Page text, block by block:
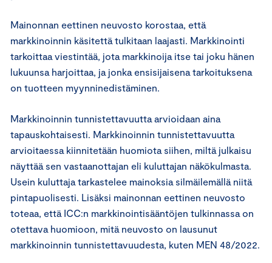
Mainonnan eettinen neuvosto korostaa, että
markkinoinnin käsitettä tulkitaan laajasti. Markkinointi
tarkoittaa viestintää, jota markkinoija itse tai joku hänen
lukuunsa harjoittaa, ja jonka ensisijaisena tarkoituksena
on tuotteen myynninedistäminen.
Markkinoinnin tunnistettavuutta arvioidaan aina
tapauskohtaisesti. Markkinoinnin tunnistettavuutta
arvioitaessa kiinnitetään huomiota siihen, miltä julkaisu
näyttää sen vastaanottajan eli kuluttajan näkökulmasta.
Usein kuluttaja tarkastelee mainoksia silmäilemällä niitä
pintapuolisesti. Lisäksi mainonnan eettinen neuvosto
toteaa, että ICC:n markkinointisääntöjen tulkinnassa on
otettava huomioon, mitä neuvosto on lausunut
markkinoinnin tunnistettavuudesta, kuten MEN 48/2022.